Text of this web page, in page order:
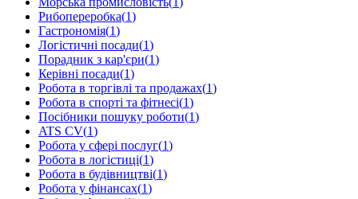
Рибопереробка(1)
Гастрономія(1)
Логістичні посади(1)
Порадник з кар'єри(1)
Керівні посади(1)
Робота в торгівлі та продажах(1)
Робота в спорті та фітнесі(1)
Посібники пошуку роботи(1)
ATS CV(1)
Робота у сфері послуг(1)
Робота в логістиці(1)
Робота в будівництві(1)
Робота у фінансах(1)